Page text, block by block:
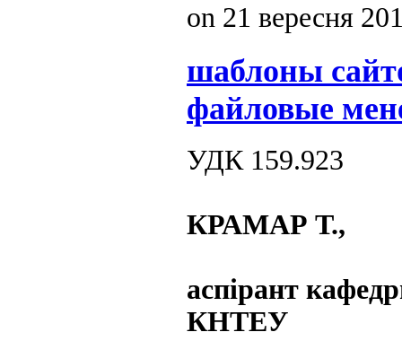
on 21 вересня
шаблоны
файловые
УДК 159.923
КРАМАР Т.,
аспірант
КНТЕУ